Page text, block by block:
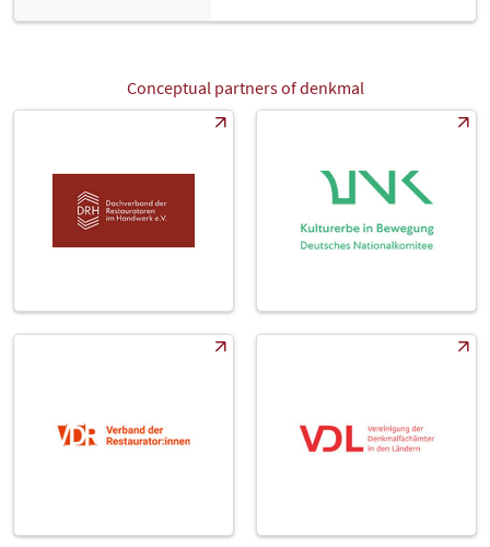
Conceptual partners of denkmal